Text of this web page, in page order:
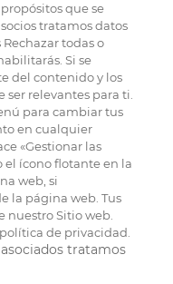
que se
tratamos datos
todas o
Si se
del contenido y los
relevantes para ti.
para cambiar tus
en cualquier
«Gestionar las
el ícono flotante en la
web, si
la página web. Tus
nuestro Sitio web.
de privacidad.
tratamos